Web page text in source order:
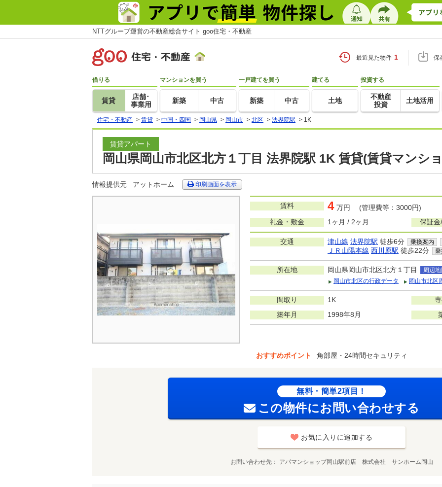
NTTグループ運営の不動産総合サイト goo住宅・不動産
最近見た物件 1 保
借りる
賃貸
店舗･
事業用
マンションを買う
新築 中古
一戸建てを買う
新築 中古
建てる
土地
投資する
不動産
投資
土地活用
住宅・不動産 > 賃貸 > 中国・四国 > 岡山県 > 岡山市 > 北区 > 法界院駅 > 1K
賃貸アパート
岡山県岡山市北区北方１丁目 法界院駅 1K 賃貸(賃貸マンシ
情報提供元 アットホーム 印刷画面を表示
賃料 4 万円 (管理費等：3000円)
礼金・敷金
1ヶ月 / 2ヶ月 保証金
交通 津山線 法界院駅 徒歩6分 乗換案内
ＪＲ山陽本線 西川原駅 徒歩22分 乗
所在地 岡山県岡山市北区北方１丁目
周辺地
岡山市北区の行政データ
岡山市北区
間取り 1K
築年月 1998年8月
おすすめポイント 角部屋・24時間セキュリティ
無料・簡単2項目！
この物件にお問い合わせする
お気に入りに追加する
お問い合わせ先 アパマンショップ岡山駅前店 株式会社 サンホーム岡山